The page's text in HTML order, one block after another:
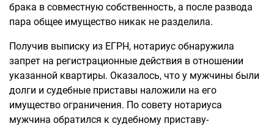
брака в совместную собственность, а после развода
пара общее имущество никак не разделила.
Получив выписку из ЕГРН, нотариус обнаружила
запрет на регистрационные действия в отношении
указанной квартиры. Оказалось, что у мужчины были
долги и судебные приставы наложили на его
имущество ограничения. По совету нотариуса
мужчина обратился к судебному приставу-